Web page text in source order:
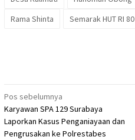
Rama Shinta
Semarak HUT RI 80
Navigasi
pos
Pos sebelumnya
Karyawan SPA 129 Surabaya
Laporkan Kasus Penganiayaan dan
Pengrusakan ke Polrestabes